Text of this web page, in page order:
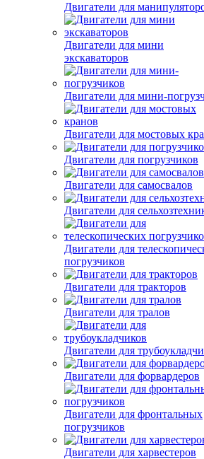
Двигатели для
Двигатели для мини
экскаваторов
Двигатели для мини-
Двигатели для мостовых
Двигатели для погрузчиков
Двигатели для самосвалов
Двигатели для
Двигатели для
погрузчиков
Двигатели для тракторов
Двигатели для тралов
Двигатели для
Двигатели для форвардеров
Двигатели для фронтальных
погрузчиков
Двигатели для харвестеров